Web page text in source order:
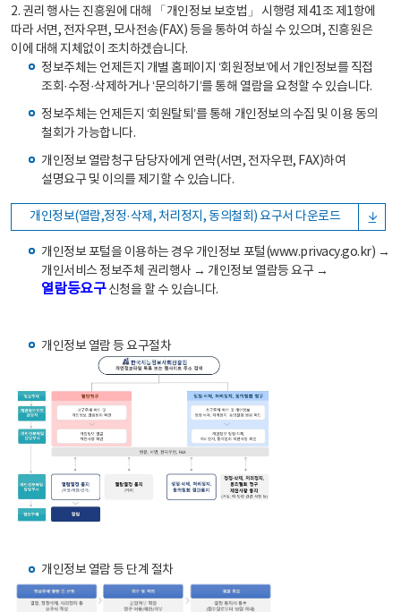
2. 권리 행사는 진흥원에 대해 「개인정보 보호법」 시행령 제41조 제1항에
따라 서면, 전자우편, 모사전송(FAX) 등을 통하여 하실 수 있으며, 진흥원은
이에 대해 지체없이 조치하겠습니다.
정보주체는 언제든지 개별 홈페이지 ‘회원정보’에서 개인정보를 직접
조회·수정·삭제하거나 ‘문의하기’를 통해 열람을 요청할 수 있습니다.
정보주체는 언제든지 ‘회원탈퇴’를 통해 개인정보의 수집 및 이용 동의
철회가 가능합니다.
개인정보 열람청구 담당자에게 연락(서면, 전자우편, FAX)하여
설명요구 및 이의를 제기할 수 있습니다.
개인정보(열람,정정·삭제, 처리정지, 동의철회) 요구서 다운로드
개인정보 포털을 이용하는 경우 개인정보 포털(www.privacy.go.kr) →
개인서비스 정보주체 권리행사 → 개인정보 열람등 요구 →
열람등요구신청을 할 수 있습니다.
개인정보 열람 등 요구절차
개인정보 열람 등 단계 절차